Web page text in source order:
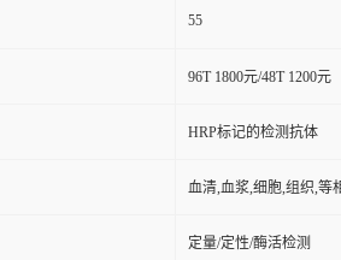
55
96T 1800元/48T 1200元
HRP标记的检测抗体
血清,血浆,细胞,组织,等
定量/定性/酶活检测